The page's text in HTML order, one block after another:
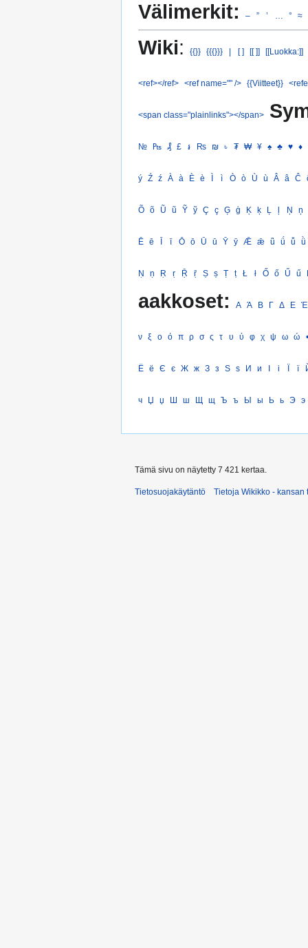
Välimerkit: – ” ’ ° ≈
Wiki: {{}} {{{}}} | [ ] [[ ]] [[Luokka:]]
<ref></ref> <ref name="" /> {{Viitteet}}
<span class="plainlinks"></span>
№ ₧ ₰ £ ៛ ₨ ₪ ৳ ₮ ₩ ¥ ♠ ♣ ♥ ♦
ý Ź ź À à È è Ì ì Ò ò Ù ù Â â Ĉ
Õ õ Ũ ũ Ỹ ỹ Ç ç Ģ ģ Ķ ķ Ļ ļ Ņ ņ
Ē ē Ī ī Ō ō Ū ū Ȳ ȳ Ǣ ǣ ǖ ǘ ǚ ǜ
Ṇ ṇ Ṛ ṛ Ṝ ṝ Ṣ ṣ Ṭ ṭ Ł ł Ő ő Ű ű
aakkoset: Α Ά Β Γ Δ Ε Έ
ν ξ ο ό π ρ σ ς τ υ ύ φ χ ψ ω ώ •
Ё ё Є є Ж ж З з Ѕ ѕ И и І і Ї ї
ч Џ џ Ш ш Щ щ Ъ ъ Ы ы Ь ь Э э
Tämä sivu on näytetty 7 421 kertaa.
Tietosuojakäytäntö Tietoja Wikikko - kansan